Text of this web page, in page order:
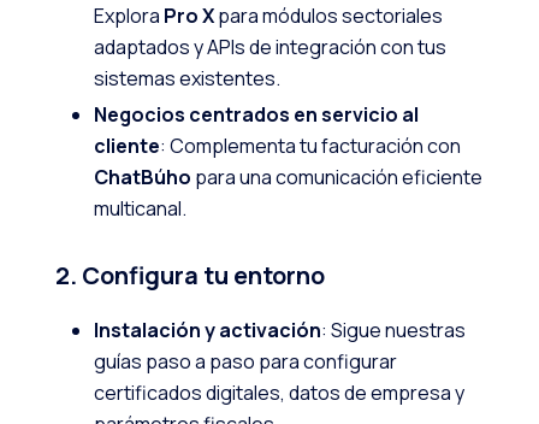
Explora Pro Xpara módulos sectoriales
adaptados y APIs de integración con tus
sistemas existentes.
Negocios centrados en servicio al
cliente: Complementa tu facturación con
ChatBúho para una comunicación eficiente
multicanal.
2. Configura tu entorno
Instalación y activación: Sigue nuestras
guías paso a paso para configurar
certificados digitales, datos de empresa y